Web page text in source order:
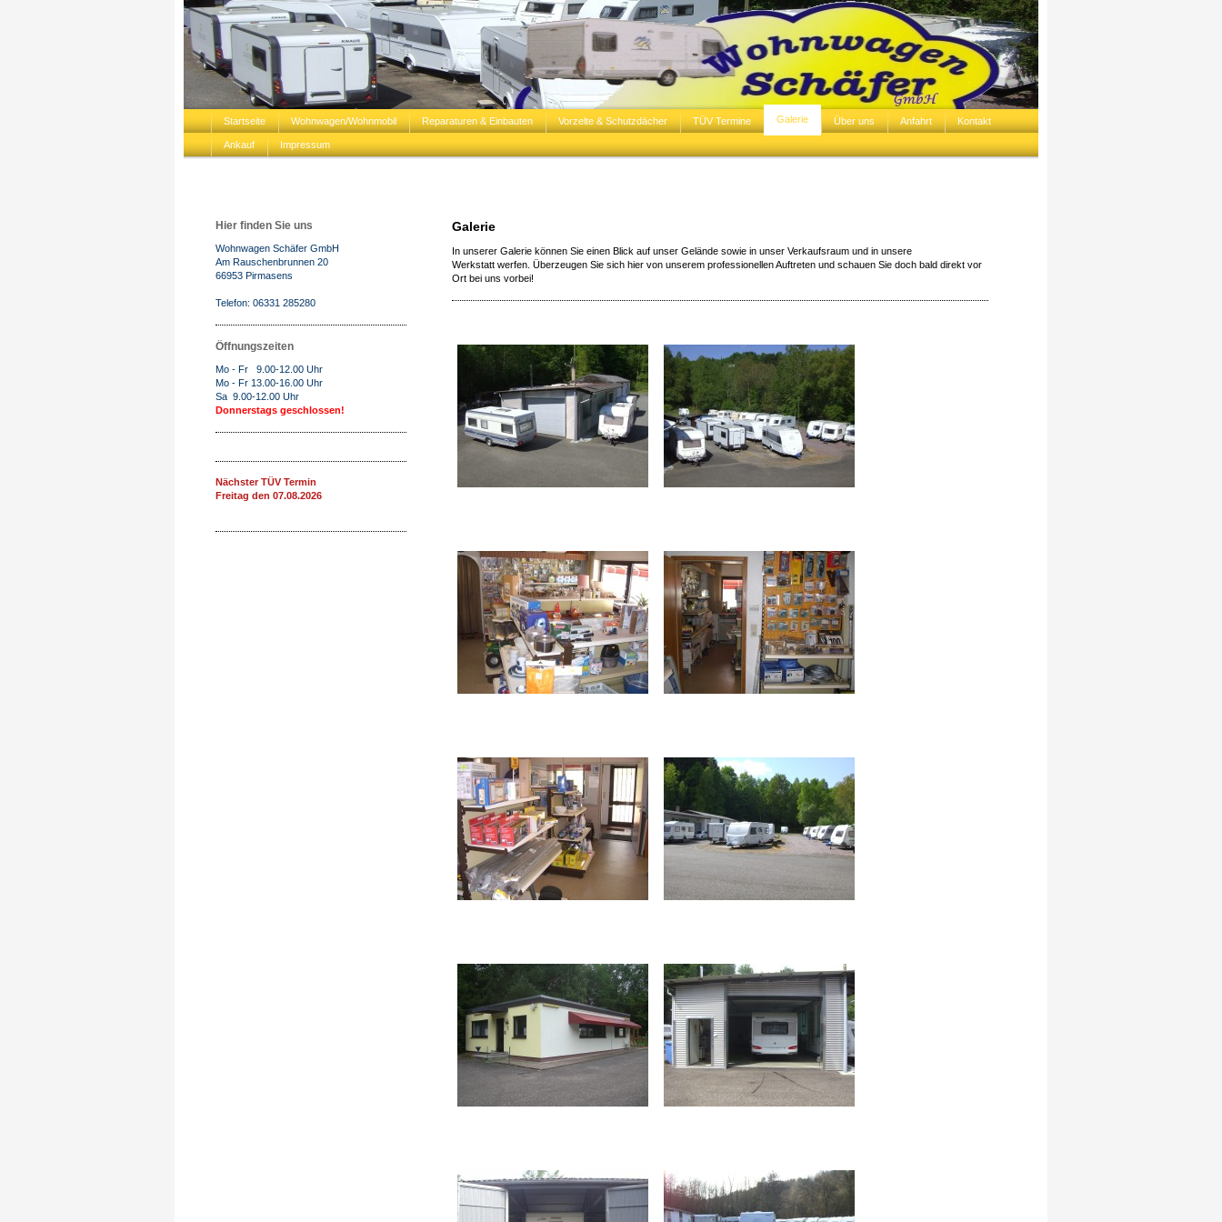
Startseite Wohnwagen/Wohnmobil Reparaturen & Einbauten Vorzelte & Schutzdächer TÜV Termine Galerie Über uns Anfahrt Kontakt
Ankauf Impressum
Hier finden Sie uns
Wohnwagen Schäfer GmbH
Am Rauschenbrunnen 20
66953 Pirmasens
Telefon: 06331 285280
Öffnungszeiten
Mo - Fr 9.00-12.00 Uhr
Mo - Fr 13.00-16.00 Uhr
Sa 9.00-12.00 Uhr
Donnerstags geschlossen!
Nächster TÜV Termin
Freitag den 07.08.2026
Galerie
In unserer Galerie können Sie einen Blick auf unser Gelände sowie in unser Verkaufsraum und in unsere
Werkstatt werfen. Überzeugen Sie sich hier von unserem professionellen Auftreten und schauen Sie doch bald direkt vor
Ort bei uns vorbei!